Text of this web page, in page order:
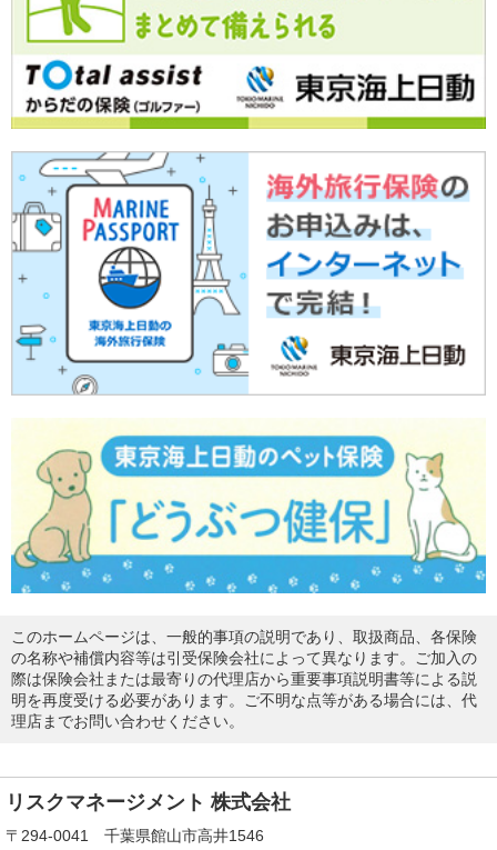
このホームページは、一般的事項の説明であり、取扱商品、各保険
の名称や補償内容等は引受保険会社によって異なります。ご加入の
際は保険会社または最寄りの代理店から重要事項説明書等による説
明を再度受ける必要があります。ご不明な点等がある場合には、代
理店までお問い合わせください。
リスクマネージメント 株式会社
〒294-0041 千葉県館山市高井1546